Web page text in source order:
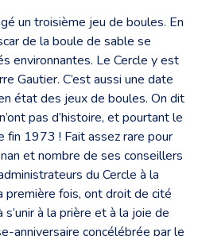
un troisième jeu de boules. En
de la boule de sable se
environnantes. Le Cercle y est
Gautier. C’est aussi une date
état des jeux de boules. On dit
pas d’histoire, et pourtant le
fin 1973 ! Fait assez rare pour
et nombre de ses conseillers
du Cercle à la
première fois, ont droit de cité
à la prière et à la joie de
anniversaire concélébrée par le